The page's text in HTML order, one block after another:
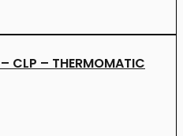
– THERMOMATIC